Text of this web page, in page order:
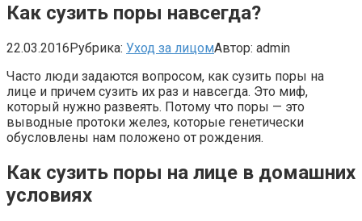
Как сузить поры навсегда?
22.03.2016Рубрика: Уход за лицомАвтор: admin
Часто люди задаются вопросом, как сузить поры на
лице и причем сузить их раз и навсегда. Это миф,
который нужно развеять. Потому что поры — это
выводные протоки желез, которые генетически
обусловлены нам положено от рождения.
Как сузить поры на лице в домашних
условиях